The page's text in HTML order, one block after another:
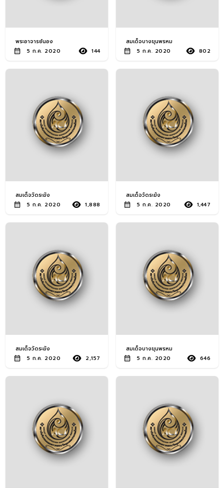
พระกริ่ง ยอดนิยม
59
พระชัยวัฒน์ ยอดนิยม
46
เหรียญกษาปณ์ ยอดนิยม
37
พระบูชาเกจิคณาจารย์
15
พระอาจารย์นอง
5 ก.ค. 2020
144
สมเด็จบางขุนพรหม
5 ก.ค. 2020
802
สมเด็จวัดระฆัง
5 ก.ค. 2020
1,888
สมเด็จวัดระฆัง
5 ก.ค. 2020
1,447
สมเด็จวัดระฆัง
5 ก.ค. 2020
2,157
สมเด็จบางขุนพรหม
5 ก.ค. 2020
646